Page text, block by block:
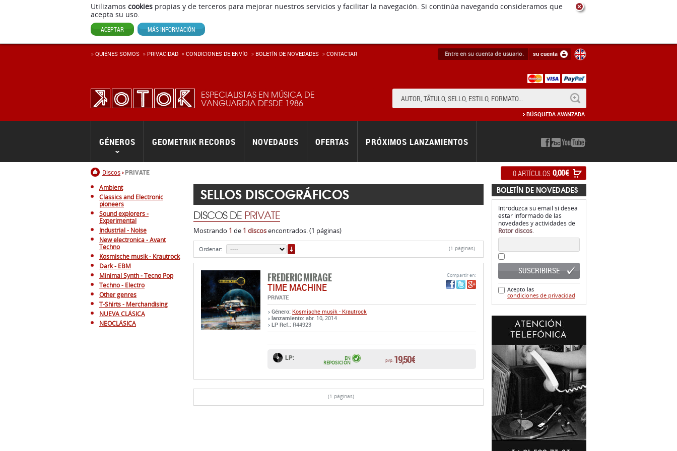
Utilizamos cookies propias y de terceros para mejorar nuestros servicios y facilitar la navegación. Si continúa navegando consideramos que
acepta su uso.
ACEPTAR MÁS INFORMACIÓN
ESPECIALISTAS EN MÚSICA DE
VANGUARDIA DESDE 1986
Inicio
Discos PRIVATE
Entre en su cuenta de usuario. su cuenta
BÚSQUEDA AVANZADA
0 ARTÍCULOS 0,00 €
GÉNEROS GEOMETRIK RECORDS NOVEDADES OFERTAS PRÓXIMOS LANZAMIENTOS
QUIÉNES SOMOS PRIVACIDAD CONDICIONES DE ENVÍ­O BOLETÍN DE NOVEDADES CONTACTAR
Ambient
Classics and Electronic
pioneers
Sound explorers -
Experimental
Industrial - Noise
New electronica - Avant
Techno
Kosmische musik - Krautrock
Dark - EBM
Minimal Synth - Tecno Pop
Techno - Electro
Other genres
T-Shirts - Merchandising
NUEVA CLÁSICA
NEOCLÁSICA
SELLOS DISCOGRÁFICOS
DISCOS DE PRIVATE
Mostrando 1 de 1 discosencontrados. (1 páginas)
Ordenar: ORDENAR (1 páginas)
FREDERIC MIRAGE
TIME MACHINE
PRIVATE
Género: Kosmische musik - Krautrock
lanzamiento: abr. 10, 2014
LP Ref.: R44923
Compartir en:
LP: pvp. 19,50 €
EN
REPOSICIÓN
(1 páginas)
BOLETÍN DE NOVEDADES
Introduzca su email si desea
estar informado de las
novedades y actividades de
Rotor discos.
SUSCRIBIRSE
Acepto las
condiciones de privacidad